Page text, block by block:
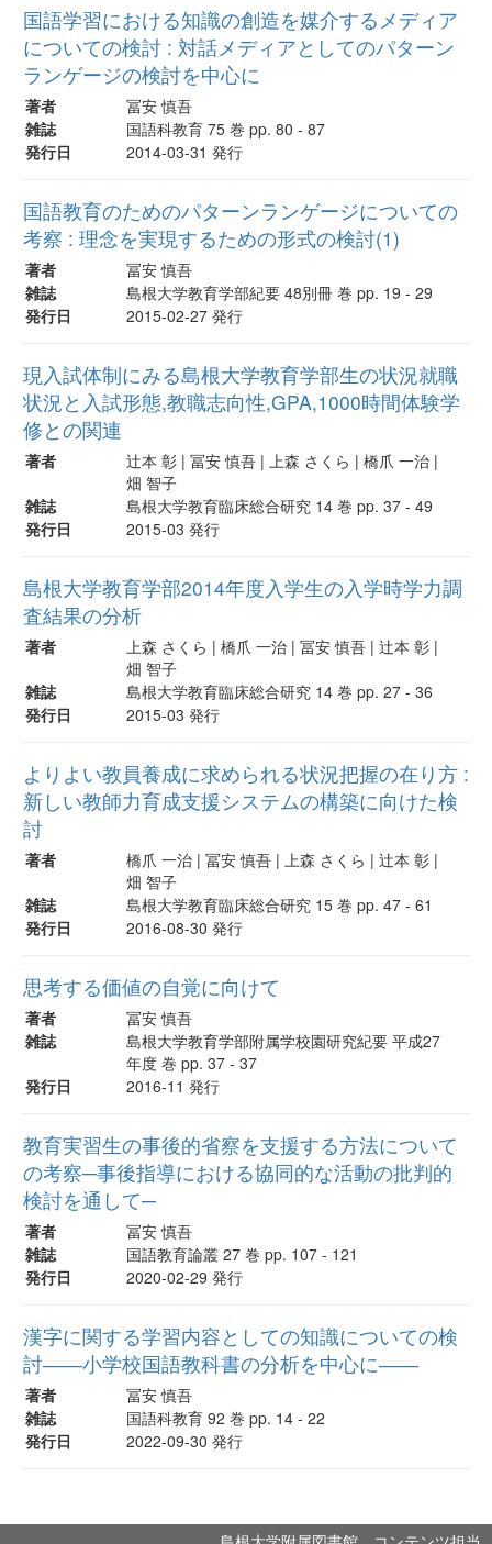
国語学習における知識の創造を媒介するメディア
についての検討 : 対話メディアとしてのパターン
ランゲージの検討を中心に
著者
冨安 慎吾
雑誌
国語科教育 75 巻 pp. 80 - 87
発行日
2014-03-31 発行
国語教育のためのパターンランゲージについての
考察 : 理念を実現するための形式の検討(1)
著者
冨安 慎吾
雑誌
島根大学教育学部紀要 48別冊 巻 pp. 19 - 29
発行日
2015-02-27 発行
現入試体制にみる島根大学教育学部生の状況就職
状況と入試形態,教職志向性,GPA,1000時間体験学
修との関連
著者
辻本 彰 | 冨安 慎吾 | 上森 さくら | 橋爪 一治 |
畑 智子
雑誌
島根大学教育臨床総合研究 14 巻 pp. 37 - 49
発行日
2015-03 発行
島根大学教育学部2014年度入学生の入学時学力調
査結果の分析
著者
上森 さくら | 橋爪 一治 | 冨安 慎吾 | 辻本 彰 |
畑 智子
雑誌
島根大学教育臨床総合研究 14 巻 pp. 27 - 36
発行日
2015-03 発行
よりよい教員養成に求められる状況把握の在り方 :
新しい教師力育成支援システムの構築に向けた検
討
著者
橋爪 一治 | 冨安 慎吾 | 上森 さくら | 辻本 彰 |
畑 智子
雑誌
島根大学教育臨床総合研究 15 巻 pp. 47 - 61
発行日
2016-08-30 発行
思考する価値の自覚に向けて
著者
冨安 慎吾
雑誌
島根大学教育学部附属学校園研究紀要 平成27
年度 巻 pp. 37 - 37
発行日
2016-11 発行
教育実習生の事後的省察を支援する方法について
の考察─事後指導における協同的な活動の批判的
検討を通して─
著者
冨安 慎吾
雑誌
国語教育論叢 27 巻 pp. 107 - 121
発行日
2020-02-29 発行
漢字に関する学習内容としての知識についての検
討――小学校国語教科書の分析を中心に――
著者
冨安 慎吾
雑誌
国語科教育 92 巻 pp. 14 - 22
発行日
2022-09-30 発行